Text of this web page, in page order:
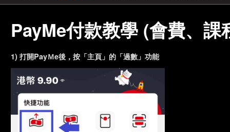
PayMe付款教學 (會費、課
1) 打開PayＭe後，按「主頁」 的「過數」功能